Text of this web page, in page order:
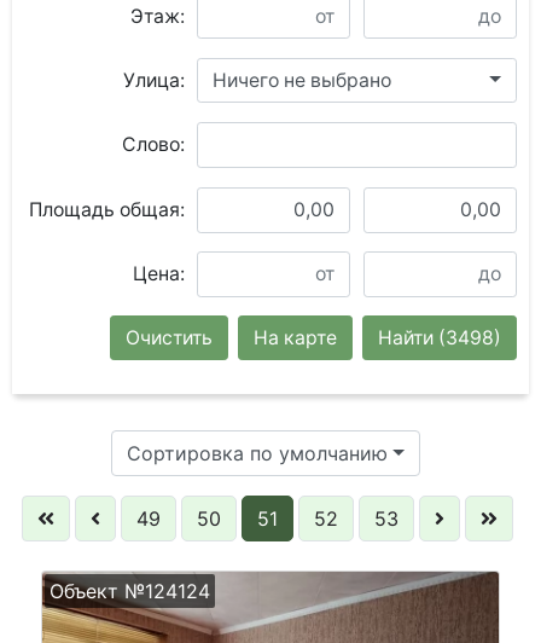
Этаж:
Улица: Ничего не выбрано
Слово:
Площадь общая:
Цена:
Найти (3498)
На карте
Очистить
Сортировка по умолчанию
49 50 51 52 53
Объект №124124